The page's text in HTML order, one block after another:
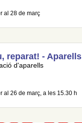
al 28 de març
reparat! - Aparells
d'aparells
al 26 de març, a les 15.30 h